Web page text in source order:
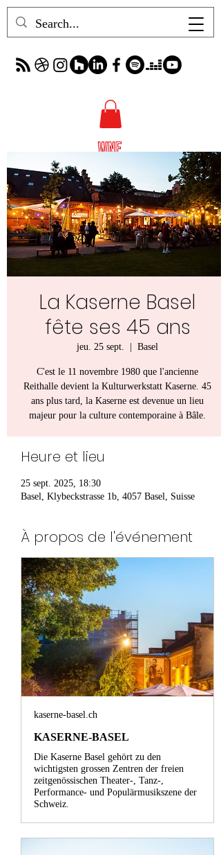
La Kaserne Basel
fête ses 45 ans
jeu. 25 sept.
  |
Basel
C'est le 11 novembre 1980 que l'ancienne
Reithalle devient la Kulturwerkstatt Kaserne. 45
ans plus tard, la Kaserne est devenue un lieu
majeur pour la culture contemporaine à Bâle.
Heure et lieu
25 sept. 2025, 18:30
Basel, Klybeckstrasse 1b, 4057 Basel, Suisse
À propos de l'événement
kaserne-basel.ch
KASERNE-BASEL
Die Kaserne Basel gehört zu den
wichtigsten grossen Zentren der freien
zeitgenössischen Theater-, Tanz-,
Performance- und Populärmusikszene der
Schweiz.